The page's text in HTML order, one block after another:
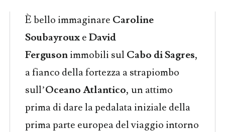
È bello immaginare Caroline
SoubayrouxeDavid
Fergusonimmobili sul Cabo di Sagres,
a fianco della fortezza a strapiombo
sull’Oceano Atlantico, un attimo
prima di dare la pedalata iniziale della
prima parte europea del viaggio intorno